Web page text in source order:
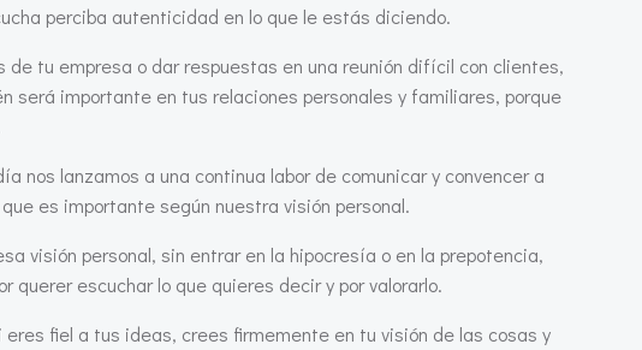
perciba autenticidad en lo que le estás diciendo.
tu empresa o dar respuestas en una reunión difícil con clientes,
será importante en tus relaciones personales y familiares, porque
nos lanzamos a una continua labor de comunicar y convencer a
es importante según nuestra visión personal.
visión personal, sin entrar en la hipocresía o en la prepotencia,
escuchar lo que quieres decir y por valorarlo.
fiel a tus ideas, crees firmemente en tu visión de las cosas y